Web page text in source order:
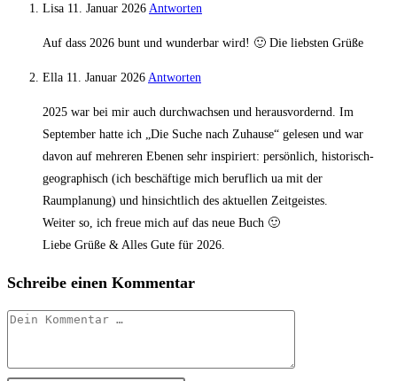
Lisa 11. Januar 2026 Antworten
Auf dass 2026 bunt und wunderbar wird! 🙂 Die liebsten Grüße
Ella 11. Januar 2026 Antworten
2025 war bei mir auch durchwachsen und herausvordernd. Im
September hatte ich „Die Suche nach Zuhause“ gelesen und war
davon auf mehreren Ebenen sehr inspiriert: persönlich, historisch-
geographisch (ich beschäftige mich beruflich ua mit der
Raumplanung) und hinsichtlich des aktuellen Zeitgeistes.
Weiter so, ich freue mich auf das neue Buch 🙂
Liebe Grüße & Alles Gute für 2026.
Schreibe einen Kommentar
Kommentar